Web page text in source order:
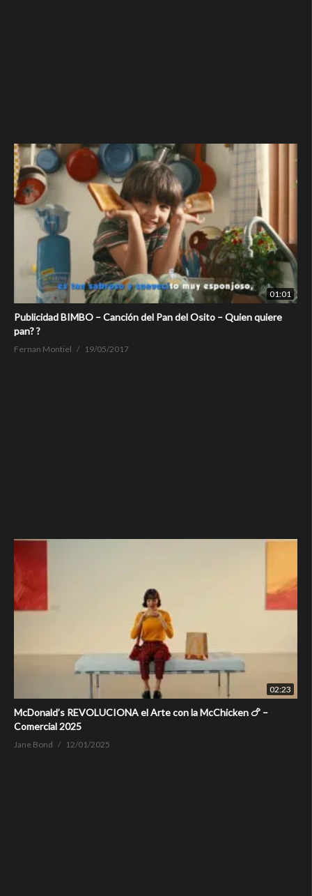
01:01
Publicidad BIMBO – Canción del Pan del Osito – Quien quiere
pan? ?
Fernan Montiel 19/05/2017
02:23
McDonald’s REVOLUCIONA el Arte con la McChicken 🍗 –
Comercial 2025
Jane Bond 12/01/2025